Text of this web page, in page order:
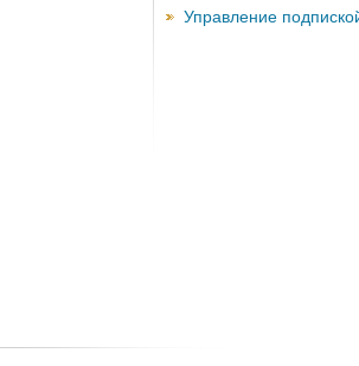
Управление